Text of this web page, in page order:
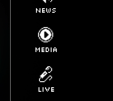
NEWS
MEDIA
LIVE